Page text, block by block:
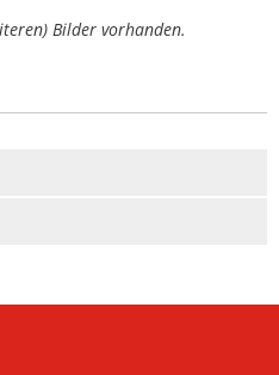
Bilder vorhanden.